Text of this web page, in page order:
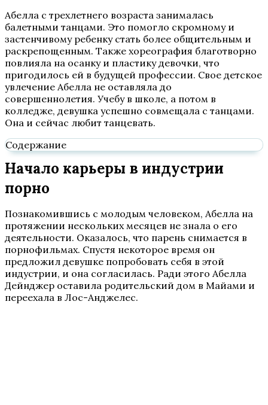
Абелла с трехлетнего возраста занималась
балетными танцами. Это помогло скромному и
застенчивому ребенку стать более общительным и
раскрепощенным. Также хореография благотворно
повлияла на осанку и пластику девочки, что
пригодилось ей в будущей профессии. Свое детское
увлечение Абелла не оставляла до
совершеннолетия. Учебу в школе, а потом в
колледже, девушка успешно совмещала с танцами.
Она и сейчас любит танцевать.
Содержание
Начало карьеры в индустрии
порно
Познакомившись с молодым человеком, Абелла на
протяжении нескольких месяцев не знала о его
деятельности. Оказалось, что парень снимается в
порнофильмах. Спустя некоторое время он
предложил девушке попробовать себя в этой
индустрии, и она согласилась. Ради этого Абелла
Дейнджер оставила родительский дом в Майами и
переехала в Лос-Анджелес.